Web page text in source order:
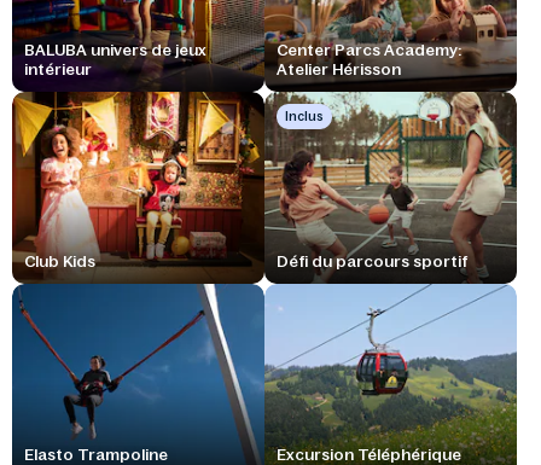
BALUBA univers de jeux
intérieur
Center Parcs Academy:
Atelier Hérisson
Club Kids
Inclus
Défi du parcours sportif
Elasto Trampoline Excursion Téléphérique